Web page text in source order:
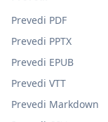
Prevedi PDF
Prevedi PPTX
Prevedi EPUB
Prevedi VTT
Prevedi Markdown